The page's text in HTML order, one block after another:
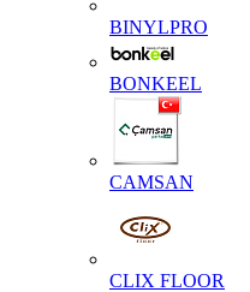
BINYLPRO
BONKEEL
CAMSAN
CLIX FLOOR